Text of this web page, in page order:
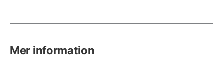
Mer information